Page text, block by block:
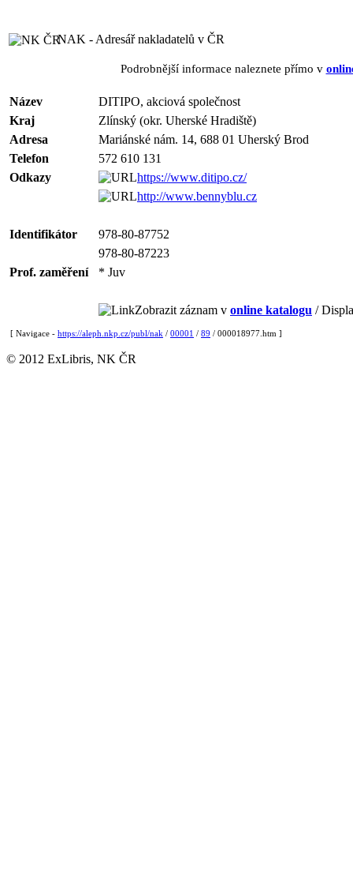
NAK - Adresář nakladatelů v ČR
Podrobnější informace naleznete přímo v
Název
DITIPO, akciová společnost
Kraj
Zlínský (okr. Uherské Hradiště)
Adresa
Mariánské nám. 14, 688 01 Uherský Brod
Telefon
572 610 131
Odkazy
https://www.ditipo.cz/
http://www.bennyblu.cz
Identifikátor
978-80-87752
978-80-87223
Prof. zaměření
* Juv
Zobrazit záznam v online katalogu /
[ Navigace - https://aleph.nkp.cz/publ/nak / 00001 / 89 / 000018977.htm ]
© 2012 ExLibris, NK ČR